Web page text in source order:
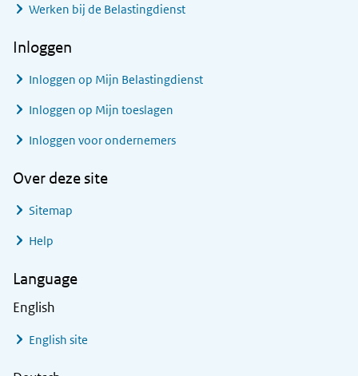
Werken bij de Belastingdienst
Inloggen
Inloggen op Mijn Belastingdienst
Inloggen op Mijn toeslagen
Inloggen voor ondernemers
Over deze site
Sitemap
Help
Language
English
English site